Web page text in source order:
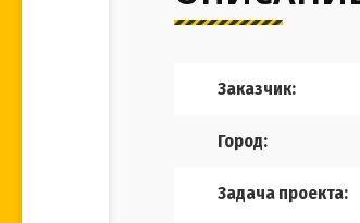
Заказчик:
Город:
Задача проекта: